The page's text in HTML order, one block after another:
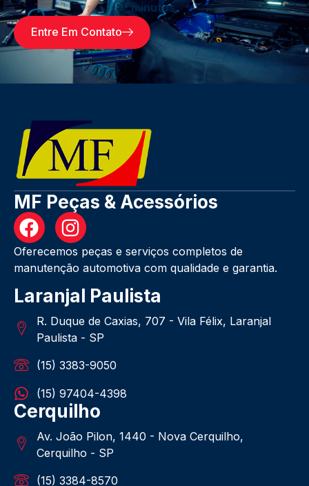
minutos.
Entre Em Contato
MF Peças & Acessórios
Oferecemos peças e serviços completos de
manutenção automotiva com qualidade e garantia.
Laranjal Paulista
R. Duque de Caxias, 707 - Vila Félix, Laranjal
Paulista - SP
(15) 3383-9050
(15) 97404-4398
Cerquilho
Av. João Pilon, 1440 - Nova Cerquilho,
Cerquilho - SP
(15) 3384-8570